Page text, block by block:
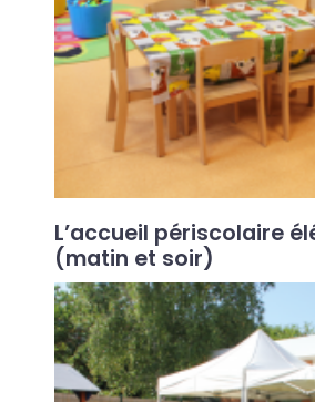
L’accueil périscolaire
(matin et soir)